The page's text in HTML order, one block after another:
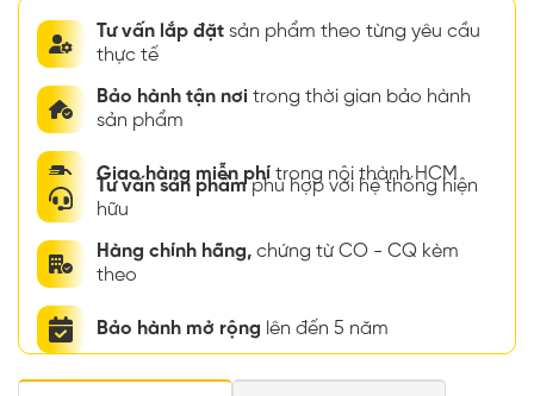
Tư vấn lắp đặt sản phẩm theo từng yêu cầu
thực tế
Bảo hành tận nơi trong thời gian bảo hành
sản phẩm
Giao hàng miễn phí trong nội thành HCM
Tư vấn sản phẩmphù hợp với hệ thống hiện
hữu
Hàng chính hãng, chứng từ CO - CQ kèm
theo
Bảo hành mở rộng lên đến 5 năm